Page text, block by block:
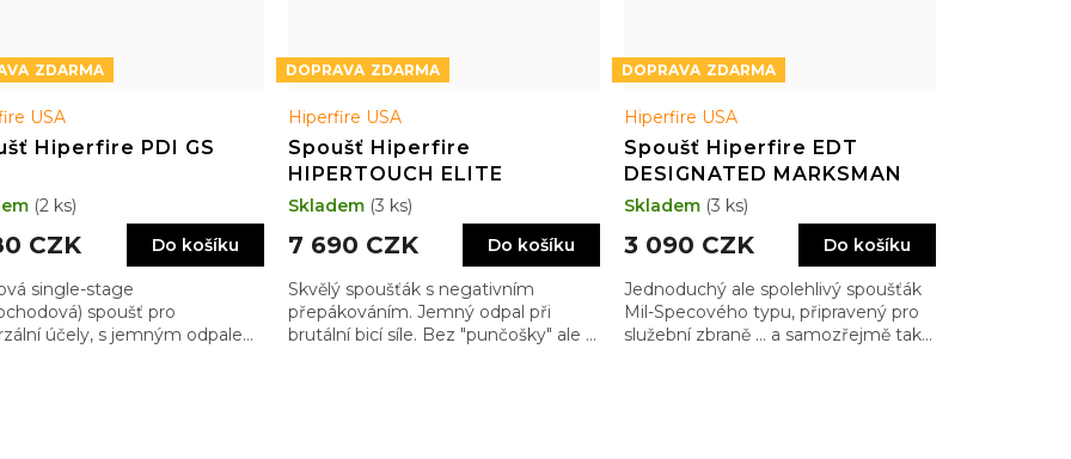
ZDARMA
USA
Hiperfire PDI GS
CZK Do košíku
single-stage
spoušť pro
účely, s jemným odpalem,
(2 ks)
ZDARMA
Hiperfire USA
Spoušť Hiperfire
HIPERTOUCH ELITE
7 690 CZK Do košíku
Skvělý spoušťák s negativním
přepákováním. Jemný odpal při
brutální bicí síle. Bez "punčošky" ale …
Skladem (3 ks)
ZDARMA
Hiperfire USA
Spoušť Hiperfire EDT
DESIGNATED MARKSMAN
3 090 CZK Do košíku
Jednoduchý ale spolehlivý spoušťák
Mil-Specového typu, připravený pro
služební zbraně … a samozřejmě taky
Skladem (3 ks)